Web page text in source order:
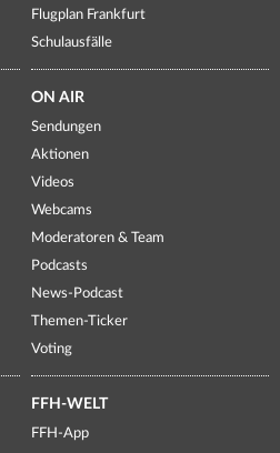
Flugplan Frankfurt
Schulausfälle
ON AIR
Sendungen
Aktionen
Videos
Webcams
Moderatoren & Team
Podcasts
News-Podcast
Themen-Ticker
Voting
FFH-WELT
FFH-App